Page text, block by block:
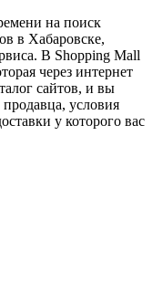
на поиск
в Хабаровске,
В Shopping Mall
через интернет
сайтов, и вы
условия
у которого вас